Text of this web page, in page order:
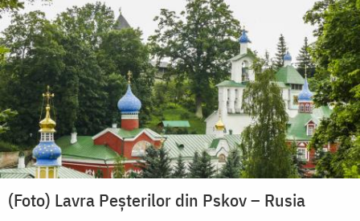
(Foto) Lavra Peșterilor din Pskov – Rusia